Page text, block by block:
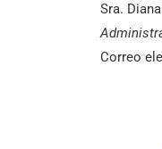
Sra.
Correo